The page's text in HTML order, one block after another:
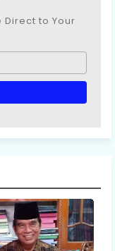
Direct to Your